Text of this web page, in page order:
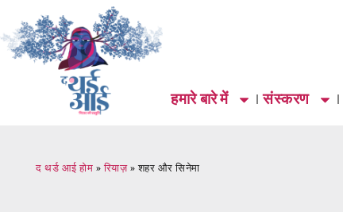
हमारे बारे में संस्करण
द थर्ड आई होम »रियाज़»शहर और सिनेमा